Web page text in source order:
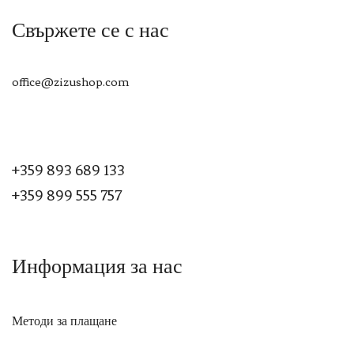
Свържете се с нас
office@zizushop.com
+359 893 689 133
+359 899 555 757
Информация за нас
Методи за плащане